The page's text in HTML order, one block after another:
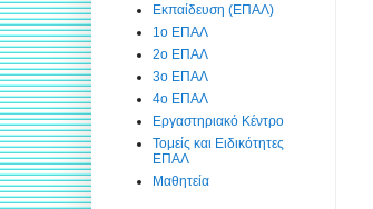
Εκπαίδευση (ΕΠΑΛ)
1ο ΕΠΑΛ
2ο ΕΠΑΛ
3ο ΕΠΑΛ
4ο ΕΠΑΛ
Εργαστηριακό Κέντρο
Τομείς και Ειδικότητες
ΕΠΑΛ
Μαθητεία